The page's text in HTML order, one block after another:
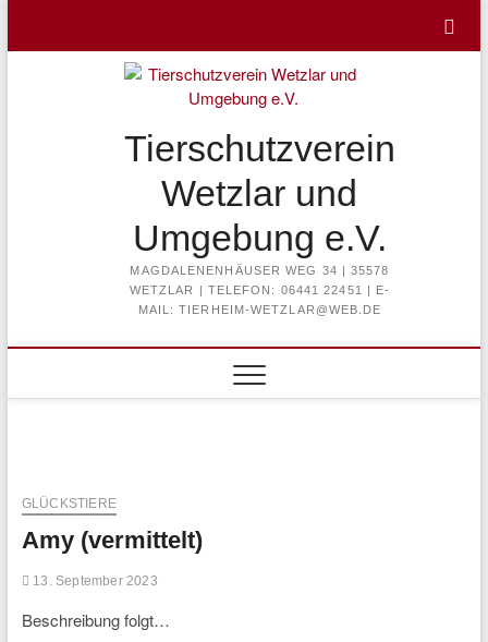
content
Tierschutzverein
Wetzlar und
Umgebung e.V.
MAGDALENENHÄUSER WEG 34 | 35578
WETZLAR | TELEFON: 06441 22451 | E-
MAIL: TIERHEIM-WETZLAR@WEB.DE
GLÜCKSTIERE
Amy (vermittelt)
13. September 2023
Beschreibung folgt…